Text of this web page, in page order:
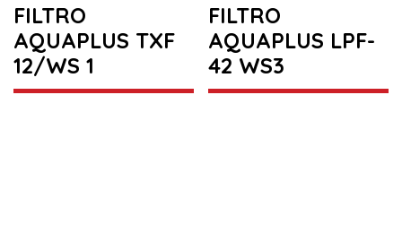
FILTRO
AQUAPLUS TXF
12/WS 1
FILTRO
AQUAPLUS LPF-
42 WS3